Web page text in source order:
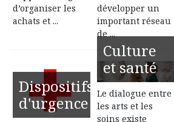
d’organiser les
achats et ...
développer un
important réseau
de ...
Dispositifs
d'urgence
Culture
et santé
Le dialogue entre
les arts et les
soins existe